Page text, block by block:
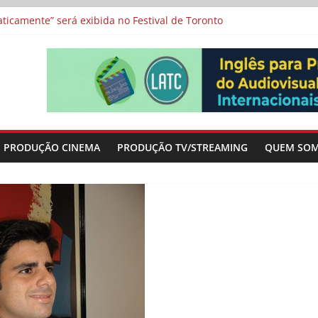
“Os Feiticeiros Inocentes” e filme-tributo de Wajda a
será exibida no Festival de Toronto
e divide prêmio principal entre “Manas” e “O Agente Secreto”
metragens sobre envelhecimento criados a partir de histórias
PRODUÇÃO CINEMA PRODUÇÃO TV/STREAMING QUEM